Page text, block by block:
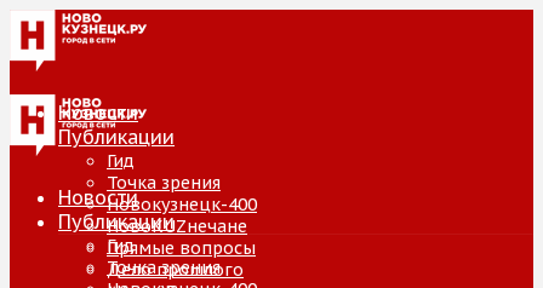
Новости
Публикации
Гид
Точка зрения
Новокузнецк-400
НовоKUZнечане
Прямые вопросы
Дело прошлого
Новости
Публикации
Гид
Точка зрения